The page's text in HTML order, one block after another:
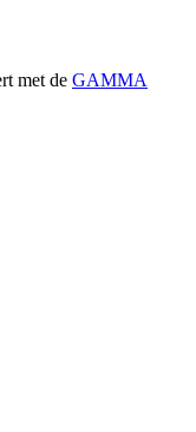
met de GAMMA